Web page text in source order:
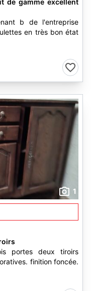
de gamme excellent
b de l'entreprise
en très bon état
1
portes deux tiroirs
finition foncée.